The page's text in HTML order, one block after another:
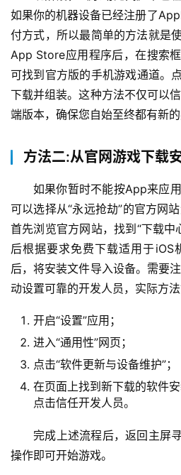
如果你的机器设备已经注册了
付方式，所以最简单的方法就是
App Store应用程序后，在搜索
可找到官方版的手机游戏通道。
下载并组装。这种方法不仅可以
端版本，确保您自始至终都有新的
方法二:从官网游戏下载
如果你暂时不能按App来应
可以选择从“永远抢劫”的官方网
首先浏览官方网站，找到“下载中
后根据要求免费下载适用于iOS
后，将安装文件导入设备。需要
动设置可靠的开发人员，实际方法
开启“设置”应用；
进入“通用性”网页；
点击“软件更新与设备维护”；
在页面上找到新下载的软件
点击信任开发人员。
完成上述流程后，返回主屏
操作即可开始游戏。